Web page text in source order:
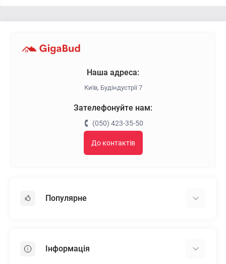
Наша адреса:
Київ, Будіндустрії 7
Зателефонуйте нам:
(050) 423-35-50
До контактів
Популярне
Пінопласт
Інформація